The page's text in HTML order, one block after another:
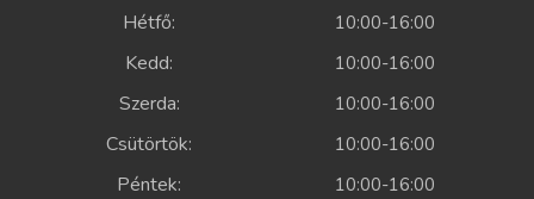
Hétfő: 10:00-16:00
Kedd: 10:00-16:00
Szerda: 10:00-16:00
Csütörtök: 10:00-16:00
Péntek: 10:00-16:00